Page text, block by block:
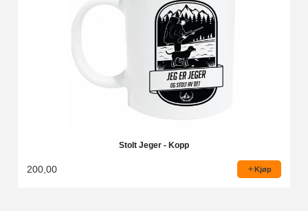
Stolt Jeger - Kopp
200,00 Kjøp